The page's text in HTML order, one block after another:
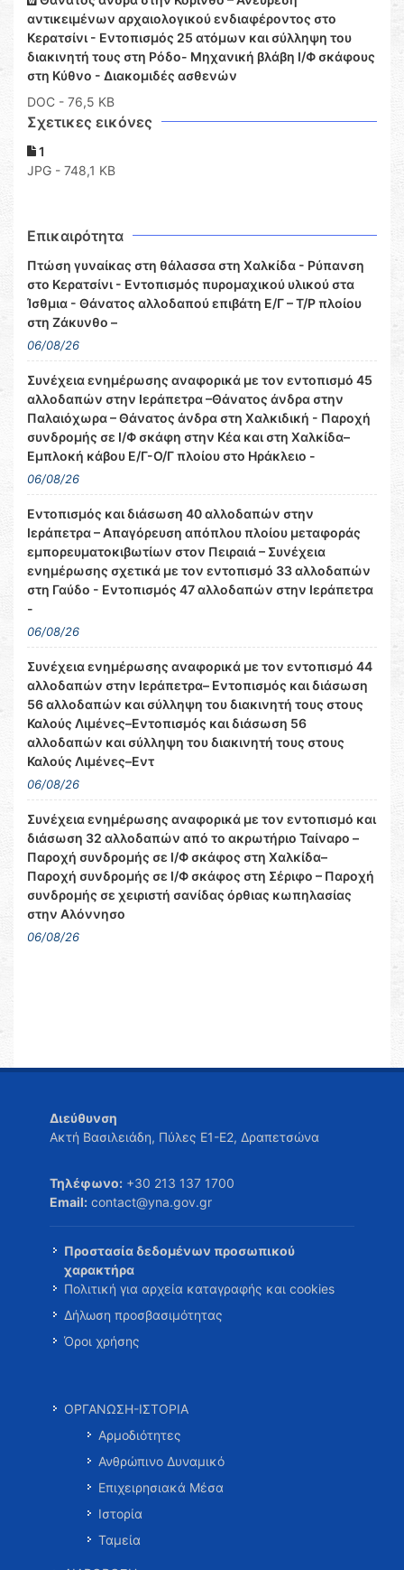
αντικειμένων αρχαιολογικού ενδιαφέροντος στο
Κερατσίνι - Εντοπισμός 25 ατόμων και σύλληψη του
διακινητή τους στη Ρόδο- Μηχανική βλάβη Ι/Φ σκάφους
στη Κύθνο - Διακομιδές ασθενών
DOC - 76,5 KB
Σχετικες εικόνες
1
JPG - 748,1 KB
Επικαιρότητα
Πτώση γυναίκας στη θάλασσα στη Χαλκίδα - Ρύπανση
στο Κερατσίνι - Εντοπισμός πυρομαχικού υλικού στα
Ίσθμια - Θάνατος αλλοδαπού επιβάτη Ε/Γ – Τ/Ρ πλοίου
στη Ζάκυνθο –
06/08/26
Συνέχεια ενημέρωσης αναφορικά με τον εντοπισμό 45
αλλοδαπών στην Ιεράπετρα –Θάνατος άνδρα στην
Παλαιόχωρα – Θάνατος άνδρα στη Χαλκιδική - Παροχή
συνδρομής σε Ι/Φ σκάφη στην Κέα και στη Χαλκίδα–
Εμπλοκή κάβου Ε/Γ-Ο/Γ πλοίου στο Ηράκλειο -
06/08/26
Εντοπισμός και διάσωση 40 αλλοδαπών στην
Ιεράπετρα – Απαγόρευση απόπλου πλοίου μεταφοράς
εμπορευματοκιβωτίων στον Πειραιά – Συνέχεια
ενημέρωσης σχετικά με τον εντοπισμό 33 αλλοδαπών
στη Γαύδο - Εντοπισμός 47 αλλοδαπών στην Ιεράπετρα
-
06/08/26
Συνέχεια ενημέρωσης αναφορικά με τον εντοπισμό 44
αλλοδαπών στην Ιεράπετρα– Εντοπισμός και διάσωση
56 αλλοδαπών και σύλληψη του διακινητή τους στους
Καλούς Λιμένες–Εντοπισμός και διάσωση 56
αλλοδαπών και σύλληψη του διακινητή τους στους
Καλούς Λιμένες–Εντ
06/08/26
Συνέχεια ενημέρωσης αναφορικά με τον εντοπισμό και
διάσωση 32 αλλοδαπών από το ακρωτήριο Ταίναρο –
Παροχή συνδρομής σε Ι/Φ σκάφος στη Χαλκίδα–
Παροχή συνδρομής σε Ι/Φ σκάφος στη Σέριφο – Παροχή
συνδρομής σε χειριστή σανίδας όρθιας κωπηλασίας
στην Αλόννησο
06/08/26
Διεύθυνση
Ακτή Βασιλειάδη, Πύλες Ε1-Ε2, Δραπετσώνα
Τηλέφωνο: +30 213 137 1700
Email: contact@yna.gov.gr
Προστασία δεδομένων προσωπικού
χαρακτήρα
Πολιτική για αρχεία καταγραφής και cookies
Δήλωση προσβασιμότητας
Όροι χρήσης
ΟΡΓΑΝΩΣΗ-ΙΣΤΟΡΙΑ
Αρμοδιότητες
Ανθρώπινο Δυναμικό
Επιχειρησιακά Μέσα
Ιστορία
Ταμεία